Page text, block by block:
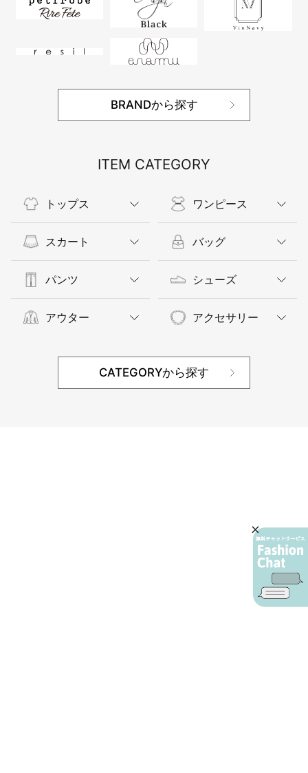
BRANDから探す
ITEM CATEGORY
トップス
スカート
パンツ
アウター
ワンピース
バッグ
シューズ
アクセサリー
CATEGORYから探す